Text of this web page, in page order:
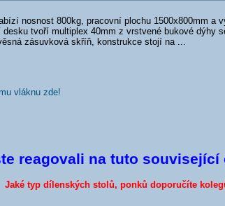
nosnost 800kg, pracovní plochu 1500x800mm a
tvoří multiplex 40mm z vrstvené bukové dýhy
zásuvková skříň, konstrukce stojí na ...
vláknu zde!
reagovali na tuto související
Jaké typ dílenských stolů, ponků doporučíte